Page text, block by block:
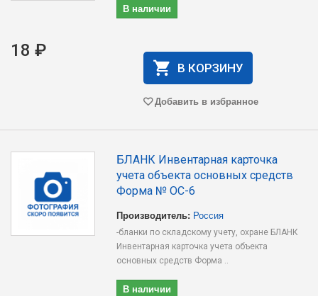
В наличии
18 ₽
В КОРЗИНУ
Добавить в избранное
БЛАНК Инвентарная карточка
учета объекта основных средств
Форма № ОС-6
Производитель: Россия
-бланки по складскому учету, охране БЛАНК
Инвентарная карточка учета объекта
основных средств Форма ..
В наличии